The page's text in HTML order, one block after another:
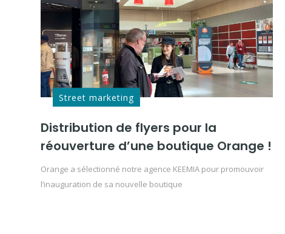
Street marketing
Distribution de flyers pour la
réouverture d’une boutique Orange !
Orange a sélectionné notre agence KEEMIA pour promouvoir
l’inauguration de sa nouvelle boutique